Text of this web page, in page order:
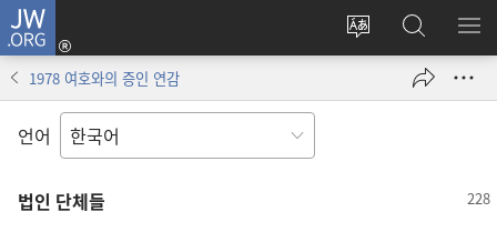
JW.ORG
사이트
변경
로그인
(새로운
열기)
JW.ORG
검색
메
1978 여호와의 증인 연감
언어
법인 단체들